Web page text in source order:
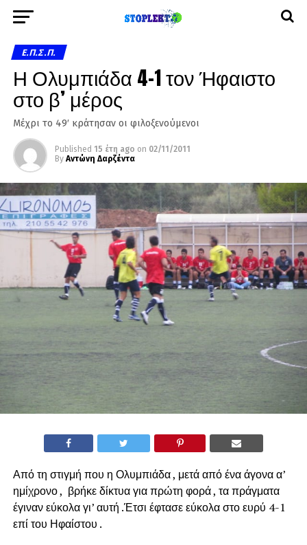
Ε.Π.Σ.Π.
Η Ολυμπιάδα 4-1 τον Ήφαιστο
στο β’ μέρος
Μέχρι το 49′ κράτησαν οι φιλοξενούμενοι
Published 15 έτη ago on 02/11/2011
By Αντώνη Δαρζέντα
Από τη στιγμή που η Ολυμπιάδα , μετά από ένα άγονα α’
ημίχρονο , βρήκε δίκτυα για πρώτη φορά , τα πράγματα
έγιναν εύκολα γι’ αυτή .Έτσι έφτασε εύκολα στο ευρύ 4-1
επί του Ηφαίστου .